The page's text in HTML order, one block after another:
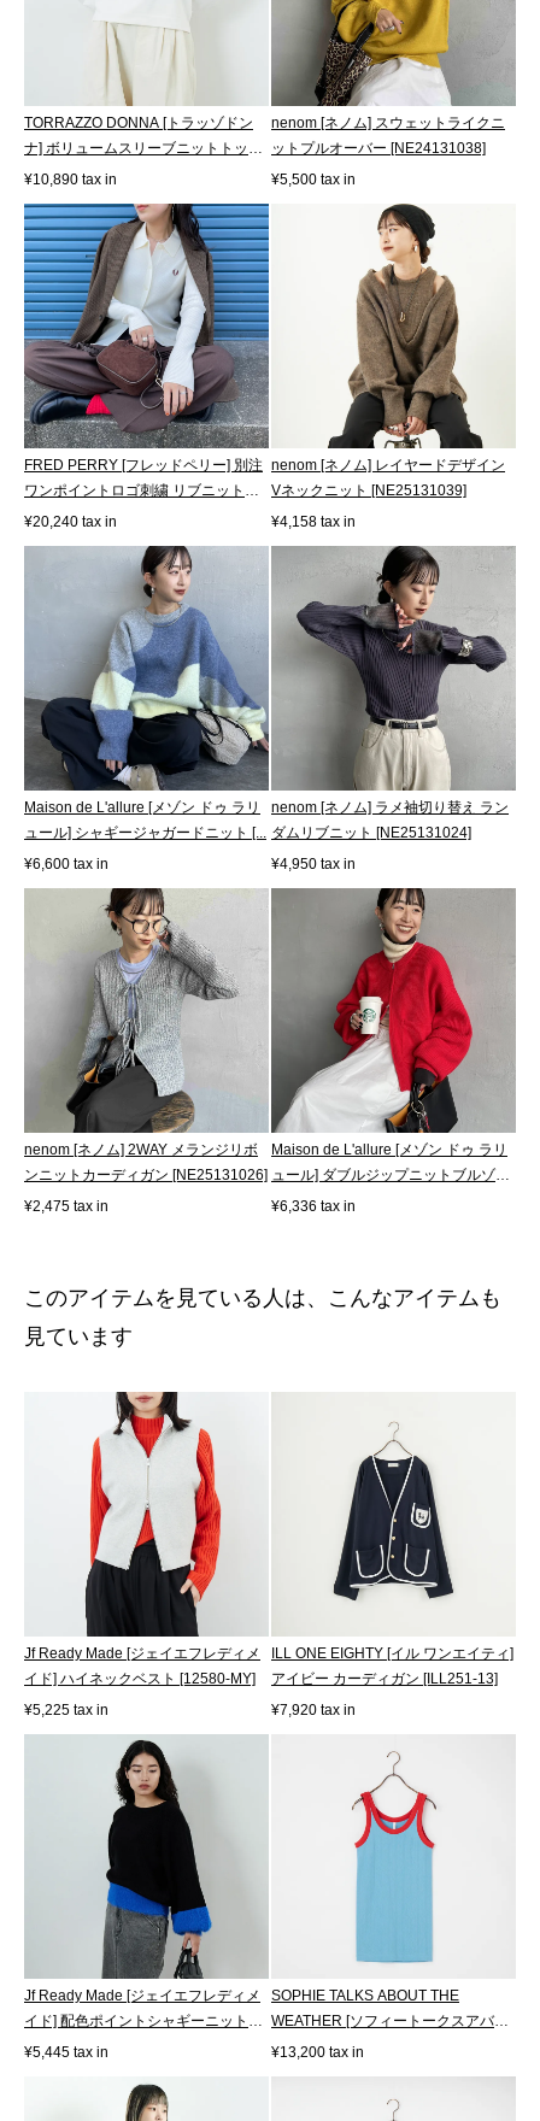
TORRAZZO DONNA [トラッゾドン
ナ] ボリュームスリーブニットトップ
ス [6263...
¥10,890 tax in
nenom [ネノム] スウェットライクニ
ットプルオーバー [NE24131038]
¥5,500 tax in
FRED PERRY [フレッドペリー] 別注
ワンポイントロゴ刺繍 リブニットポ
ロシ...
¥20,240 tax in
nenom [ネノム] レイヤードデザイン
Vネックニット [NE25131039]
¥4,158 tax in
Maison de L'allure [メゾン ドゥ ラリ
ュール] シャギージャガードニット [...
¥6,600 tax in
nenom [ネノム] ラメ袖切り替え ラン
ダムリブニット [NE25131024]
¥4,950 tax in
nenom [ネノム] 2WAY メランジリボ
ンニットカーディガン [NE25131026]
¥2,475 tax in
Maison de L'allure [メゾン ドゥ ラリ
ュール] ダブルジップニットブルゾ
ン...
¥6,336 tax in
このアイテムを見ている人は、こんなアイテムも
見ています
Jf Ready Made [ジェイエフレディメ
イド] ハイネックベスト [12580-MY]
¥5,225 tax in
ILL ONE EIGHTY [イル ワンエイティ]
アイビー カーディガン [ILL251-13]
¥7,920 tax in
Jf Ready Made [ジェイエフレディメ
イド] 配色ポイントシャギーニット
[986...
¥5,445 tax in
SOPHIE TALKS ABOUT THE
WEATHER [ソフィートークスアバウ
トザウェザー] レ...
¥13,200 tax in